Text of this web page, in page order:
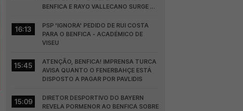
BENFICA E RAYO VALLECANO SURGE NA
16:13
PSP 'IGNORA' PEDIDO DE RUI COSTA
PARA O BENFICA - ACADÉMICO DE
VISEU
15:45
ATENÇÃO, BENFICA! IMPRENSA TURCA
AVISA QUANTO O FENERBAHÇE ESTÁ
DISPOSTO A PAGAR POR PAVLIDIS
15:09
DIRETOR DESPORTIVO DO BAYERN
REVELA PORMENOR AO BENFICA SOBRE